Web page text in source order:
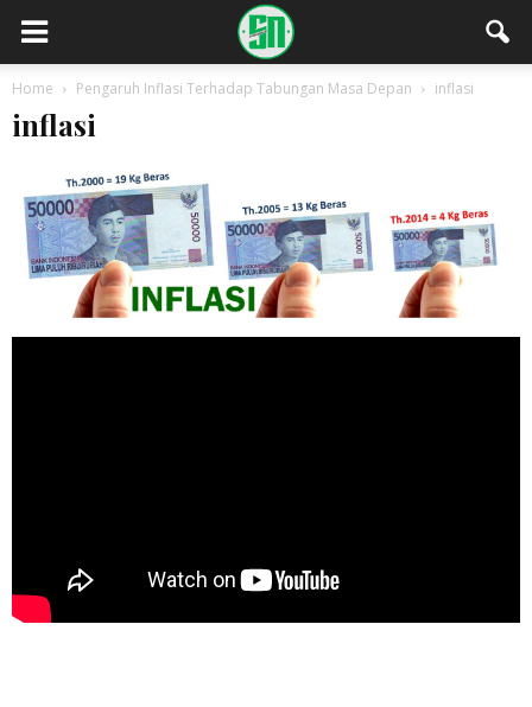
Home Pengaruh Inflasi Terhadap Tabungan Masa Depan inflasi
inflasi